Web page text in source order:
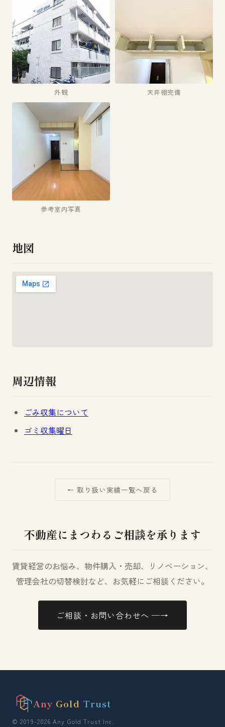
外観 天井棚完備
参考室内写真
地図
周辺情報
ごみ収集について
ゴミ収集曜日
← 取り扱い実績一覧へ戻る
不動産にまつわるご相談を承ります
賃貸経営のお悩み、物件購入・売却、リノベーション、
管理会社の切替検討など、お気軽にご相談ください。
ご相談・お問い合わせへ ─→
Any Gold Trust
© 2019-2026 Any Gold Trust Inc.